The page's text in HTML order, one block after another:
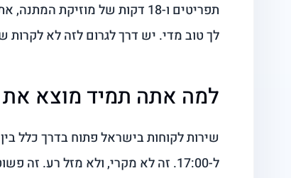
תפריטים ו-18 דקות של מוזיקת
לך טוב מדי. יש דרך לגרום לזה לא לקרות
למה אתה תמיד מוצא
ל-17:00. זה לא מקרי, ולא מזל רע.